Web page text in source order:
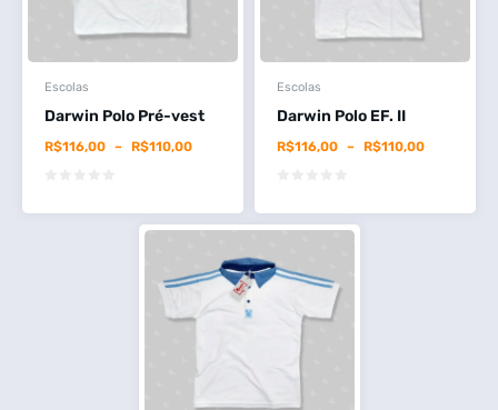
Escolas
Darwin Polo Pré-vest
R$110,00
–
R$116,00
Escolas
Darwin Polo EF. II
R$110,00
–
R$116,00